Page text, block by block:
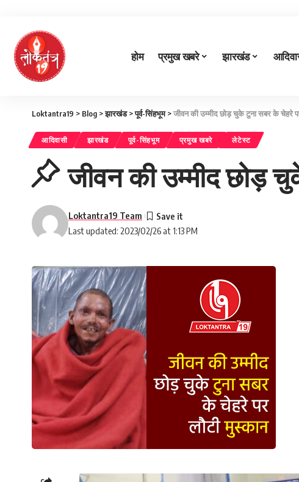
होम प्रमुख खबरे झारखंड
Loktantra19 > Blog >झारखंड>पूर्व-सिंहभूम>जीवन की उम्मीद छोड़ चुके टुना सबर के चेहरे
आदिवासी झारखंड पूर्व-सिंहभूम प्रमुख खबरे लेटेस्ट
जीवन की उम्मीद छोड़
Last updated: 2023/02/26 at 1:13 PM
Loktantra19 Team